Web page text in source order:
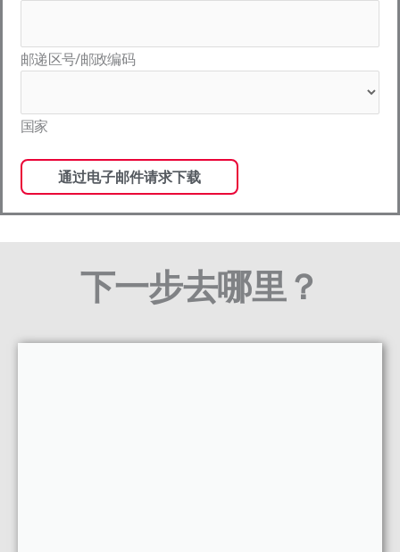
邮递区号/邮政编码
国家
下一步去哪里？